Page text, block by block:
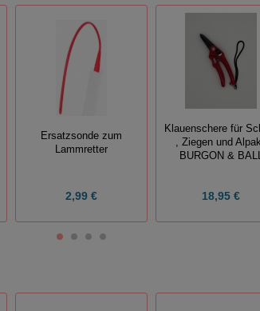
Ersatzsonde zum
Lammretter
2,99 €
Klauenschere für
, Ziegen und
BURGON &
18,95 €